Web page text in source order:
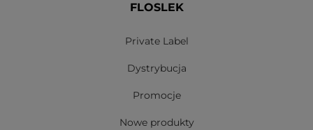
FLOSLEK
Private Label
Dystrybucja
Promocje
Nowe produkty